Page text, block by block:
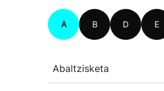
A B D E
Abaltzisketa